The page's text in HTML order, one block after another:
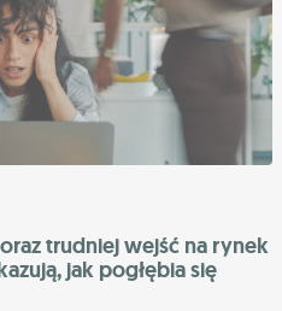
trudniej wejść na rynek
jak pogłębia się